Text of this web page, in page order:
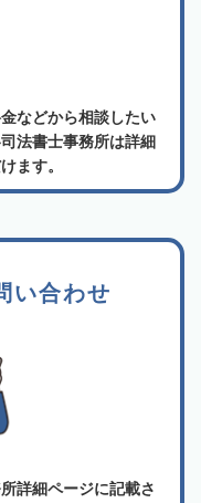
などから相談したい
法書士事務所は詳細
ます。
い合わせ
詳細ページに記載さ